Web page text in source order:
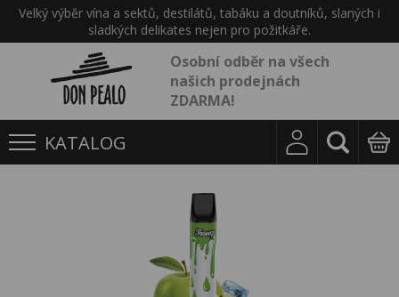
Velký výběr vína a sektů, destilátů, tabáku a doutníků, slaných i
sladkých delikates nejen pro požitkáře.
Osobní odběr na všech
našich prodejnách
ZDARMA!
KATALOG